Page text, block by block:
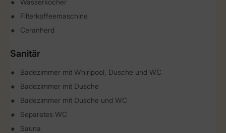
Wasserkocher
Filterkaffeemaschine
Ceranherd
Sanitär
Badezimmer mit Whirlpool, Dusche und WC
Badezimmer mit Dusche
Badezimmer mit Dusche und WC
Separates WC
Sauna